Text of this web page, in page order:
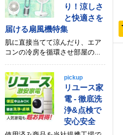
り！涼しさ
と快適さを
届ける扇風機特集
肌に直接当てて涼んだり、エア
コンの冷房を循環させ部屋の...
pickup
リユース家
電 - 徹底洗
浄&点検で
安心安全